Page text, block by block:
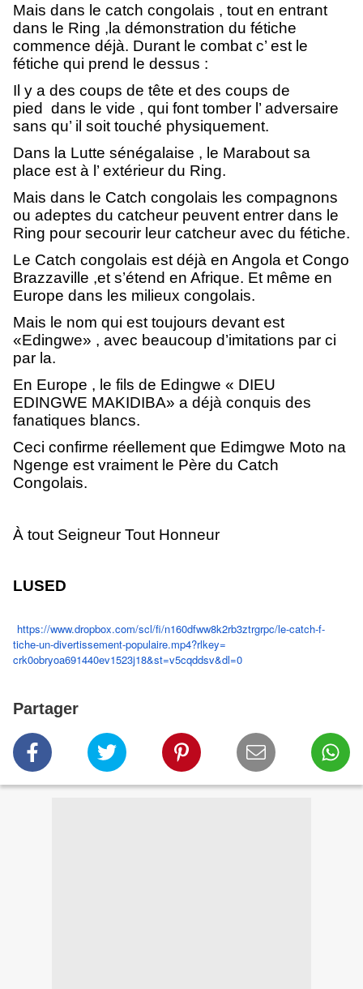
Mais dans le catch congolais , tout en entrant
dans le Ring ,la démonstration du fétiche
commence déjà. Durant le combat c’ est le
fétiche qui prend le dessus :
Il y a des coups de tête et des coups de
pied dans le vide , qui font tomber l’ adversaire
sans qu’ il soit touché physiquement.
Dans la Lutte sénégalaise , le Marabout sa
place est à l’ extérieur du Ring.
Mais dans le Catch congolais les compagnons
ou adeptes du catcheur peuvent entrer dans le
Ring pour secourir leur catcheur avec du fétiche.
Le Catch congolais est déjà en Angola et Congo
Brazzaville ,et s’étend en Afrique. Et même en
Europe dans les milieux congolais.
Mais le nom qui est toujours devant est
«Edingwe» , avec beaucoup d’imitations par ci
par la.
En Europe , le fils de Edingwe « DIEU
EDINGWE MAKIDIBA» a déjà conquis des
fanatiques blancs.
Ceci confirme réellement que Edimgwe Moto na
Ngenge est vraiment le Père du Catch
Congolais.
À tout Seigneur Tout Honneur
LUSED
https://www.dropbox.com/scl/fi/n160dfww8k2rb3ztrgrpc/le-catch-f-
tiche-un-divertissement-populaire.mp4?rlkey=
crk0obryoa691440ev1523j18&st=v5cqddsv&dl=0
Partager